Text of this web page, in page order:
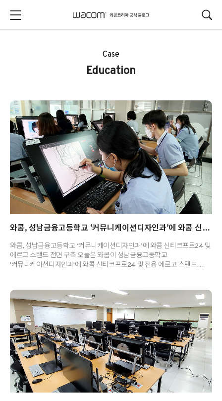
Case
Education
와콤, 성남금융고등학교 ‘커뮤니케이션디자인과’에 와콤 신티크프로24 및 에르고 스탠드 전면 구축
와콤, 성남금융고등학교 ‘커뮤니케이션디자인과’에 와콤 신티크프로24 및
에르고 스탠드 전면 구축 오늘은 와콤이 성남금융고등학교
'커뮤니케이션디자인과'에 와콤 신티크프로24 및 전용 에르고 스탠드
경기도교육청 특성화고등학교인데요. 실무연계 직업교육프로그램부터
대학진학프로그램까지 다양하게 운영하는 곳으로 잘 알려져 있습니다.
그런데 최근 커뮤니케이션디자인과를 신설하면서 와콤 신티크프로24 및
에르고 스탠드 풀세트 24대를 전면 구축해 학생 모두가 1인 1타블렛으로
수업 및 실습에 참여할 수 있는 환경이 조성되었죠! 이는 성남지역 내에서
최상의 창작 인프라를 자랑한다는 사실! (..